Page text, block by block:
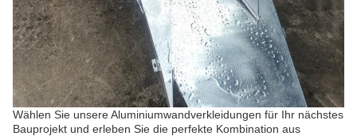
Wählen Sie unsere Aluminiumwandverkleidungen für Ihr nächstes
Bauprojekt und erleben Sie die perfekte Kombination aus